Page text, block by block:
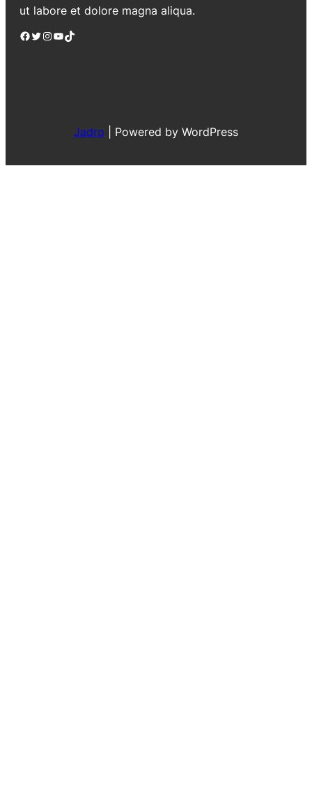
ut labore et dolore magna aliqua.
Facebook Twitter Instagram YouTube TikTok
Jadro Powered by WordPress